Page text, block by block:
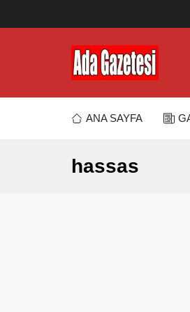
ANA SAYFA
hassas